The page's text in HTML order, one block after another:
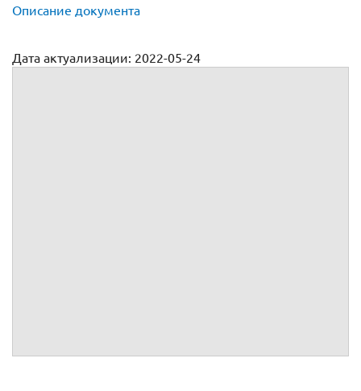
Описание документа
Дата актуализации: 2022-05-24